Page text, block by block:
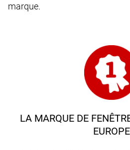
marque.
LA MARQUE DE
EUROPE